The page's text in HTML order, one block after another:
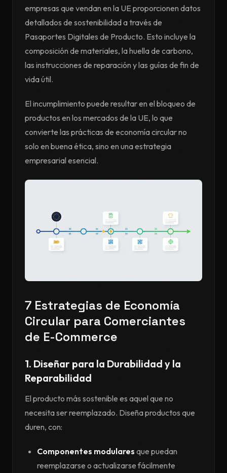
empresas que vendan en la UE proporcionen datos
detallados de sostenibilidad a través de
Pasaportes Digitales de Producto. Esto incluye la
composición de materiales, la huella de carbono,
las instrucciones de reparación y las guías de fin de
vida útil.
El incumplimiento puede resultar en el bloqueo de
productos en los mercados de la UE, lo que
convierte las prácticas de economía circular no
solo en buena ética, sino en una estrategia
empresarial esencial.
7 Estrategias de Economía
Circular para Comerciantes
de E-Commerce
1. Diseñar para la Durabilidad y la
Reparabilidad
El producto más sostenible es aquel que no
necesita ser reemplazado. Diseña productos que
duren, con:
Componentes modulares que puedan
reemplazarse o actualizarse fácilmente